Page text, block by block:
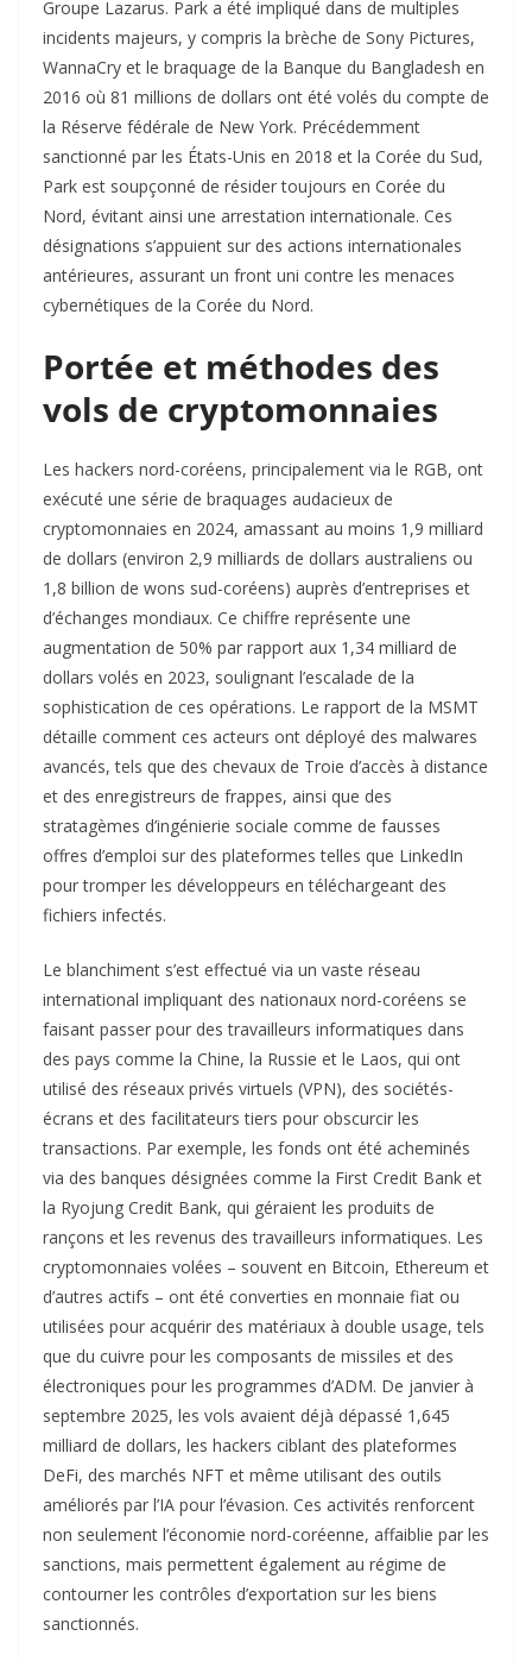
Groupe Lazarus. Park a été impliqué dans de multiples
incidents majeurs, y compris la brèche de Sony Pictures,
WannaCry et le braquage de la Banque du Bangladesh en
2016 où 81 millions de dollars ont été volés du compte de
la Réserve fédérale de New York. Précédemment
sanctionné par les États-Unis en 2018 et la Corée du Sud,
Park est soupçonné de résider toujours en Corée du
Nord, évitant ainsi une arrestation internationale. Ces
désignations s’appuient sur des actions internationales
antérieures, assurant un front uni contre les menaces
cybernétiques de la Corée du Nord.
Portée et méthodes des
vols de cryptomonnaies
Les hackers nord-coréens, principalement via le RGB, ont
exécuté une série de braquages audacieux de
cryptomonnaies en 2024, amassant au moins 1,9 milliard
de dollars (environ 2,9 milliards de dollars australiens ou
1,8 billion de wons sud-coréens) auprès d’entreprises et
d’échanges mondiaux. Ce chiffre représente une
augmentation de 50% par rapport aux 1,34 milliard de
dollars volés en 2023, soulignant l’escalade de la
sophistication de ces opérations. Le rapport de la MSMT
détaille comment ces acteurs ont déployé des malwares
avancés, tels que des chevaux de Troie d’accès à distance
et des enregistreurs de frappes, ainsi que des
stratagèmes d’ingénierie sociale comme de fausses
offres d’emploi sur des plateformes telles que LinkedIn
pour tromper les développeurs en téléchargeant des
fichiers infectés.
Le blanchiment s’est effectué via un vaste réseau
international impliquant des nationaux nord-coréens se
faisant passer pour des travailleurs informatiques dans
des pays comme la Chine, la Russie et le Laos, qui ont
utilisé des réseaux privés virtuels (VPN), des sociétés-
écrans et des facilitateurs tiers pour obscurcir les
transactions. Par exemple, les fonds ont été acheminés
via des banques désignées comme la First Credit Bank et
la Ryojung Credit Bank, qui géraient les produits de
rançons et les revenus des travailleurs informatiques. Les
cryptomonnaies volées – souvent en Bitcoin, Ethereum et
d’autres actifs – ont été converties en monnaie fiat ou
utilisées pour acquérir des matériaux à double usage, tels
que du cuivre pour les composants de missiles et des
électroniques pour les programmes d’ADM. De janvier à
septembre 2025, les vols avaient déjà dépassé 1,645
milliard de dollars, les hackers ciblant des plateformes
DeFi, des marchés NFT et même utilisant des outils
améliorés par l’IA pour l’évasion. Ces activités renforcent
non seulement l’économie nord-coréenne, affaiblie par les
sanctions, mais permettent également au régime de
contourner les contrôles d’exportation sur les biens
sanctionnés.